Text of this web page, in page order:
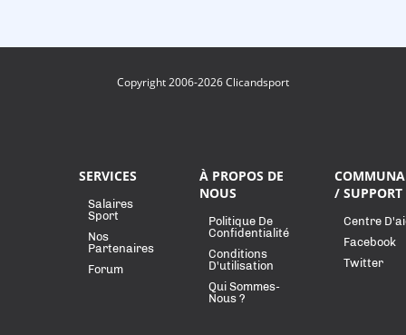
Copyright 2006-2026 Clicandsport
SERVICES
Salaires
Sport
Nos
Partenaires
Forum
À PROPOS DE
NOUS
Politique De
Confidentialité
Conditions
D'utilisation
Qui Sommes-
Nous ?
/ SUPPORT
Centre
Facebook
Twitter